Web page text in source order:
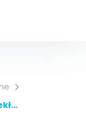
Życie Z Bólem Przewlekłym